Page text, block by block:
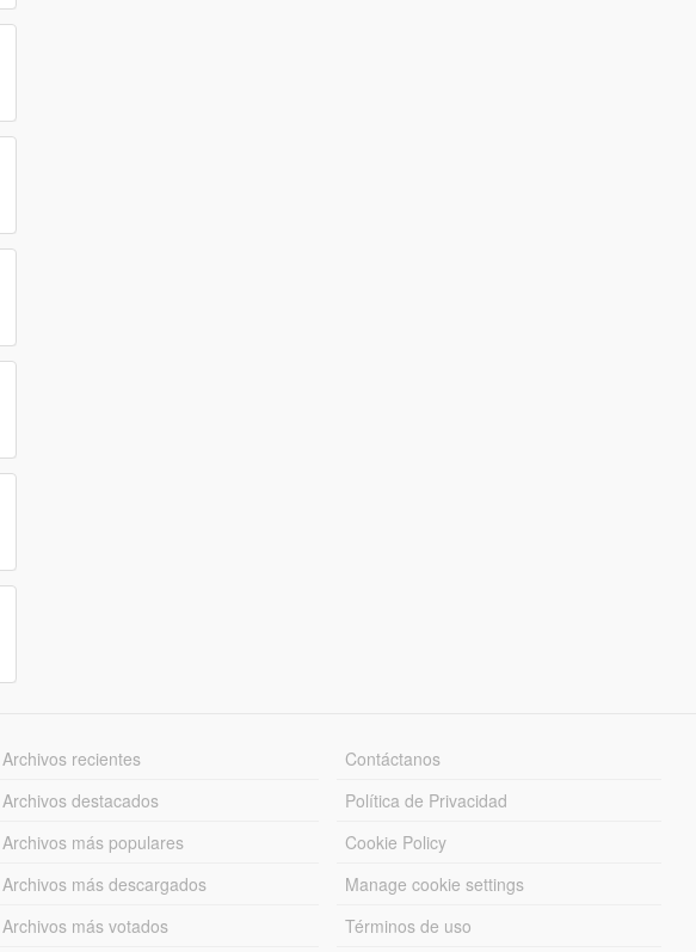
Archivos recientes
Archivos destacados
Archivos más populares
Archivos más descargados
Archivos más votados
Contáctanos
Política de Privacidad
Cookie Policy
Manage cookie settings
Términos de uso